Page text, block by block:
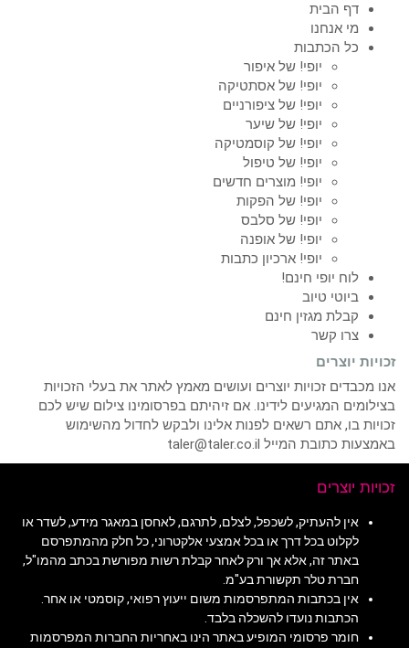
דף הבית
מי אנחנו
כל הכתבות
יופי! של איפור
יופי! של אסתטיקה
יופי! של ציפורניים
יופי! של שיער
יופי! של קוסמטיקה
יופי! של טיפול
יופי! מוצרים חדשים
יופי! של הפקות
יופי! של סלבס
יופי! של אופנה
יופי! ארכיון כתבות
לוח יופי חינם!
ביוטי טיוב
קבלת מגזין חינם
צרו קשר
זכויות יוצרים
אנו מכבדים זכויות יוצרים ועושים מאמץ לאתר את בעלי הזכויות
בצילומים המגיעים לידינו. אם זיהיתם בפרסומינו צילום שיש לכם
זכויות בו, אתם רשאים לפנות אלינו ולבקש לחדול מהשימוש
באמצעות כתובת המייל taler@taler.co.il
זכויות יוצרים
אין להעתיק, לשכפל, לצלם, לתרגם, לאחסן במאגר מידע, לשדר או
לקלוט בכל דרך או בכל אמצעי אלקטרוני, כל חלק מהמתפרסם
באתר זה, אלא אך ורק לאחר קבלת רשות מפורשת בכתב מהמו"ל,
חברת טלר תקשורת בע"מ.
אין בכתבות המתפרסמות משום ייעוץ רפואי, קוסמטי או אחר.
הכתבות נועדו להשכלה בלבד.
חומר פרסומי המופיע באתר הינו באחריות החברות המפרסמות